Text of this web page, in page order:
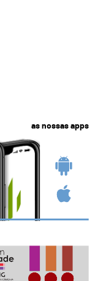
as nossas apps